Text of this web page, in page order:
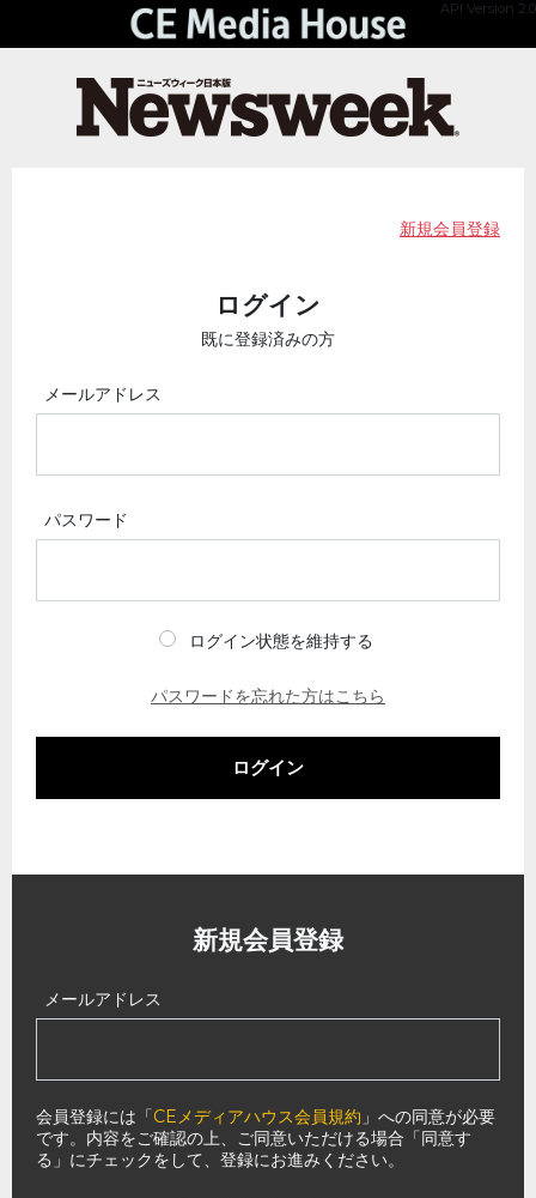
API Version 2.0
新規会員登録
ログイン
既に登録済みの方
メールアドレス
パスワード
ログイン状態を維持する
パスワードを忘れた方はこちら
ログイン
新規会員登録
メールアドレス
会員登録には「CEメディアハウス会員規約 」への同意が必要
です。内容をご確認の上、ご同意いただける場合「同意す
る」にチェックをして、登録にお進みください。